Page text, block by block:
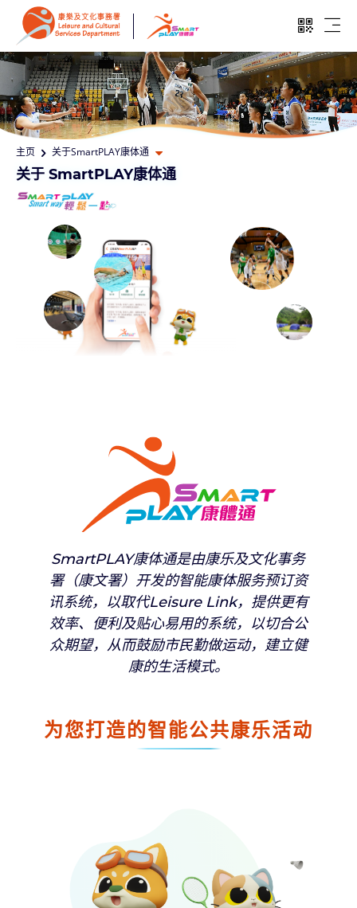
跳至主要内容
开启二维
开启
主页 关于SmartPLAY康体通 打开其他页面选单
关于 SmartPLAY康体通
SmartPLAY康体通是由康乐及文化事务
署（康文署）开发的智能康体服务预订资
讯系统，以取代Leisure Link，提供更有
效率、便利及贴心易用的系统，以切合公
众期望，从而鼓励市民勤做运动，建立健
康的生活模式。
为您打造的智能公共康乐活动